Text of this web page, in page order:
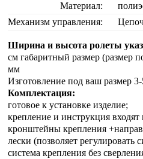
Материал:
Механизм управления:
Ширина и высота ролеты
см габаритный размер (размер
мм
Изготовление под ваш размер
Комплектация:
готовое к установке изделие;
крепление и инструкция входят
кронштейны крепления
лески (позволяет регулировать
система крепления без